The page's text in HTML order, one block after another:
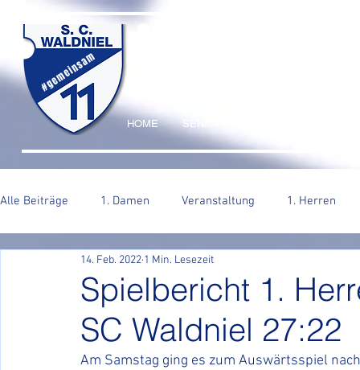
SC WALDNIEL
HOME SENIOREN
#gemeinsam
Alle Beiträge 1. Damen Veranstaltung 1. Herren
Spielbericht 1.
SC Waldniel 27:22
14. Feb. 2022 1 Min. Lesezeit
Am Samstag ging es zum Auswärtsspiel